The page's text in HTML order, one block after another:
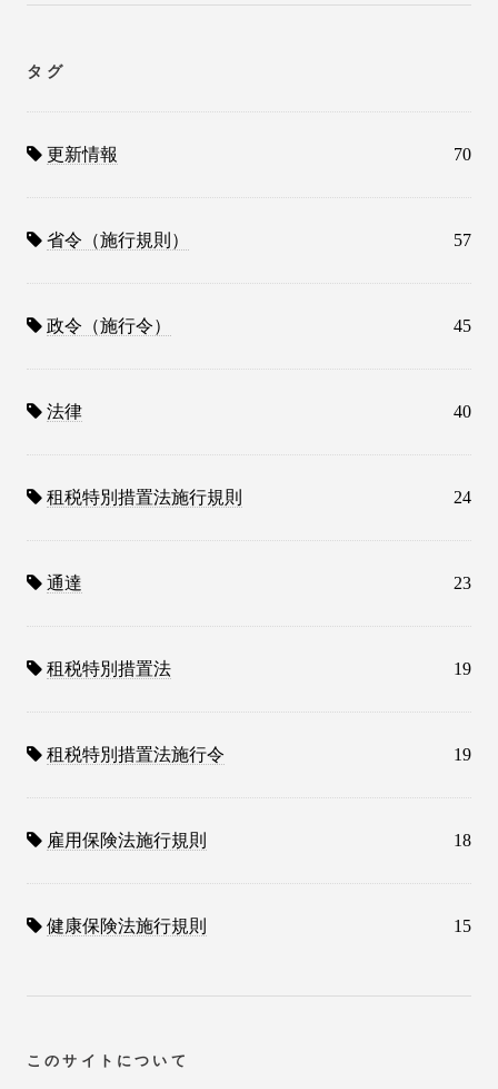
タグ
更新情報 70
省令（施行規則） 57
政令（施行令） 45
法律 40
租税特別措置法施行規則 24
通達 23
租税特別措置法 19
租税特別措置法施行令 19
雇用保険法施行規則 18
健康保険法施行規則 15
このサイトについて